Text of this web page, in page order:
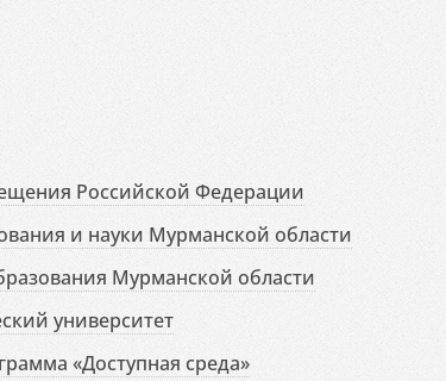
Российской Федерации
и науки Мурманской области
Мурманской области
университет
«Доступная среда»